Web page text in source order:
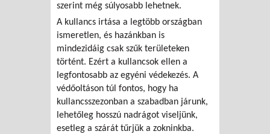
szerint még súlyosabb lehetnek.
A kullancs irtása a legtöbb országban
ismeretlen, és hazánkban is
mindezidáig csak szűk területeken
történt. Ezért a kullancsok ellen a
legfontosabb az egyéni védekezés. A
védőoltáson túl fontos, hogy ha
kullancsszezonban a szabadban járunk,
lehetőleg hosszú nadrágot viseljünk,
esetleg a szárát tűrjük a zokninkba.